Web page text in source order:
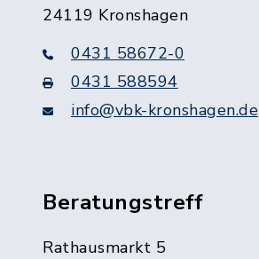
24119 Kronshagen
0431 58672-0
0431 588594
info@vbk-kronshagen.de
Beratungstreff
Rathausmarkt 5